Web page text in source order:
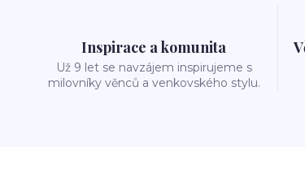
Inspirace a komunita
Už 9 let se navzájem inspirujeme s
milovníky věnců a venkovského stylu.